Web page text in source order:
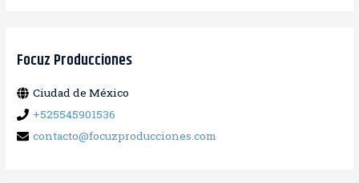
a
:
Focuz Producciones
Ciudad de México
+525545901536
contacto@focuzproducciones.com